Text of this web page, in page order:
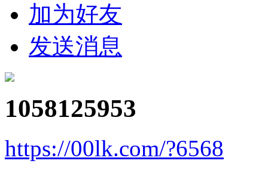
加为好友
发送消息
1058125953
https://00lk.com/?6568